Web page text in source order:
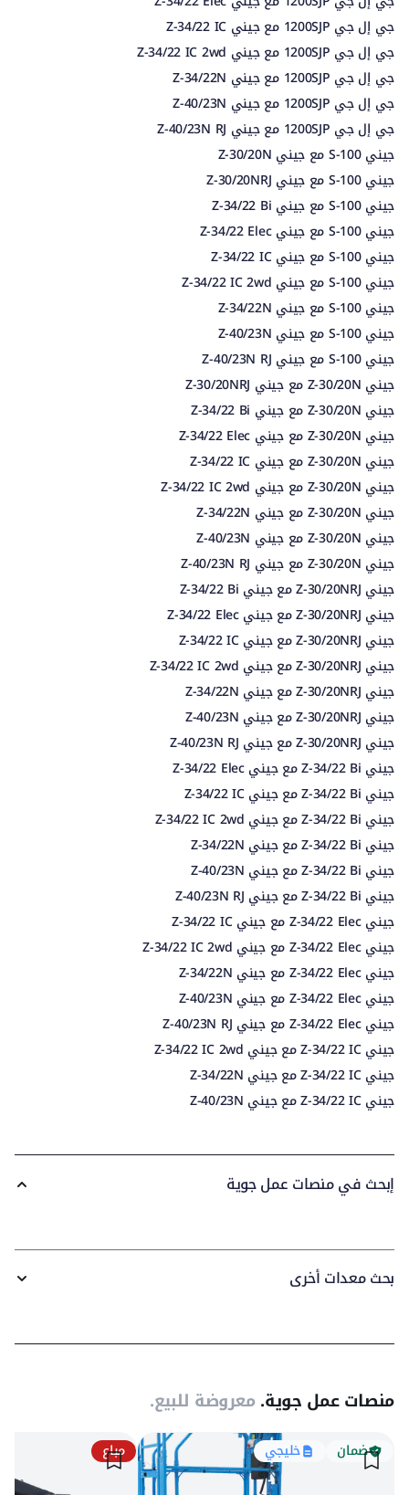
جي إل جي 1200SJP مع جيني Z-34/22 IC
جي إل جي 1200SJP مع جيني Z-34/22 IC 2wd
جي إل جي 1200SJP مع جيني Z-34/22N
جي إل جي 1200SJP مع جيني Z-40/23N
جي إل جي 1200SJP مع جيني Z-40/23N RJ
جيني S-100 مع جيني Z-30/20N
جيني S-100 مع جيني Z-30/20NRJ
جيني S-100 مع جيني Z-34/22 Bi
جيني S-100 مع جيني Z-34/22 Elec
جيني S-100 مع جيني Z-34/22 IC
جيني S-100 مع جيني Z-34/22 IC 2wd
جيني S-100 مع جيني Z-34/22N
جيني S-100 مع جيني Z-40/23N
جيني S-100 مع جيني Z-40/23N RJ
جيني Z-30/20N مع جيني Z-30/20NRJ
جيني Z-30/20N مع جيني Z-34/22 Bi
جيني Z-30/20N مع جيني Z-34/22 Elec
جيني Z-30/20N مع جيني Z-34/22 IC
جيني Z-30/20N مع جيني Z-34/22 IC 2wd
جيني Z-30/20N مع جيني Z-34/22N
جيني Z-30/20N مع جيني Z-40/23N
جيني Z-30/20N مع جيني Z-40/23N RJ
جيني Z-30/20NRJ مع جيني Z-34/22 Bi
جيني Z-30/20NRJ مع جيني Z-34/22 Elec
جيني Z-30/20NRJ مع جيني Z-34/22 IC
جيني Z-30/20NRJ مع جيني Z-34/22 IC 2wd
جيني Z-30/20NRJ مع جيني Z-34/22N
جيني Z-30/20NRJ مع جيني Z-40/23N
جيني Z-30/20NRJ مع جيني Z-40/23N RJ
جيني Z-34/22 Bi مع جيني Z-34/22 Elec
جيني Z-34/22 Bi مع جيني Z-34/22 IC
جيني Z-34/22 Bi مع جيني Z-34/22 IC 2wd
جيني Z-34/22 Bi مع جيني Z-34/22N
جيني Z-34/22 Bi مع جيني Z-40/23N
جيني Z-34/22 Bi مع جيني Z-40/23N RJ
جيني Z-34/22 Elec مع جيني Z-34/22 IC
جيني Z-34/22 Elec مع جيني Z-34/22 IC 2wd
جيني Z-34/22 Elec مع جيني Z-34/22N
جيني Z-34/22 Elec مع جيني Z-40/23N
جيني Z-34/22 Elec مع جيني Z-40/23N RJ
جيني Z-34/22 IC مع جيني Z-34/22 IC 2wd
جيني Z-34/22 IC مع جيني Z-34/22N
جيني Z-34/22 IC مع جيني Z-40/23N
إبحث في منصات عمل جوية
بحث معدات أخرى
منصات عمل جوية.معروضة للبيع.
ضمان خليجي مباع